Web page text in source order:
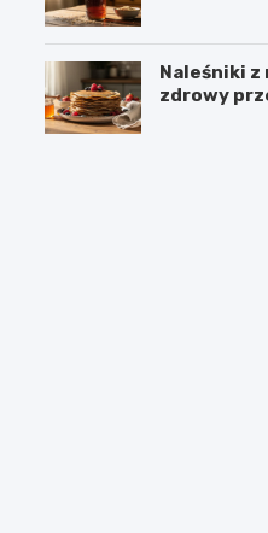
Naleśniki z
zdrowy